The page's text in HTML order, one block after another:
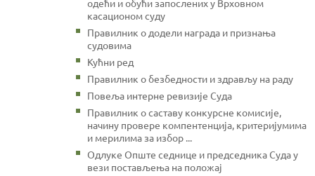
одећи и обући запослених у Врховном
касационом суду
Правилник о додели награда и признања
судовима
Кућни ред
Правилник о безбедности и здрављу на раду
Повеља интерне ревизије Суда
Правилник о саставу конкурсне комисије,
начину провере компентенција, критеријумима
и мерилима за избор ...
Одлуке Опште седнице и председника Суда у
вези постављења на положај